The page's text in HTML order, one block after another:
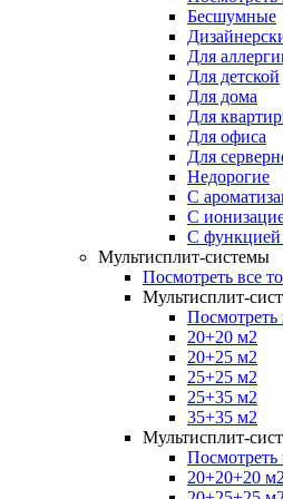
Бесшумные
Для
Для детской
Для дома
Для
Для офиса
Для
Недорогие
С
С
С функцией
Мультисплит-системы
Посмотреть все
Мультисплит-
Посмотреть
20+20 м2
20+25 м2
25+25 м2
25+35 м2
35+35 м2
Мультисплит-
Посмотреть
20+20+20 м2